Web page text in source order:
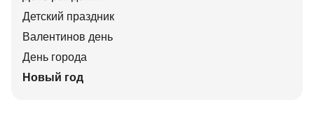
Детский праздник
Валентинов день
День города
Новый год